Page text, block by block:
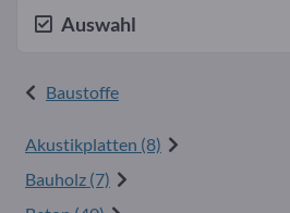
Auswahl
Baustoffe
Akustikplatten (8)
Bauholz (7)